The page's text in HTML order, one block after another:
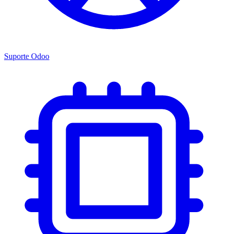
Suporte Odoo